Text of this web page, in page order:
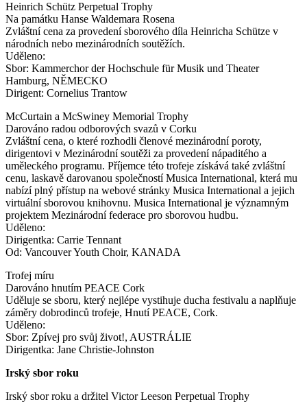
Heinrich Schütz Perpetual Trophy
Na památku Hanse Waldemara Rosena
Zvláštní cena za provedení sborového díla Heinricha Schütze v
národních nebo mezinárodních soutěžích.
Uděleno:
Sbor: Kammerchor der Hochschule für Musik und Theater
Hamburg, NĚMECKO
Dirigent: Cornelius Trantow
McCurtain a McSwiney Memorial Trophy
Darováno radou odborových svazů v Corku
Zvláštní cena, o které rozhodli členové mezinárodní poroty,
dirigentovi v Mezinárodní soutěži za provedení nápaditého a
uměleckého programu. Příjemce této trofeje získává také zvláštní
cenu, laskavě darovanou společností Musica International, která mu
nabízí plný přístup na webové stránky Musica International a jejich
virtuální sborovou knihovnu. Musica International je významným
projektem Mezinárodní federace pro sborovou hudbu.
Uděleno:
Dirigentka: Carrie Tennant
Od: Vancouver Youth Choir, KANADA
Trofej míru
Darováno hnutím PEACE Cork
Uděluje se sboru, který nejlépe vystihuje ducha festivalu a naplňuje
záměry dobrodinců trofeje, Hnutí PEACE, Cork.
Uděleno:
Sbor: Zpívej pro svůj život!, AUSTRÁLIE
Dirigentka: Jane Christie-Johnston
Irský sbor roku
Irský sbor roku a držitel Victor Leeson Perpetual Trophy